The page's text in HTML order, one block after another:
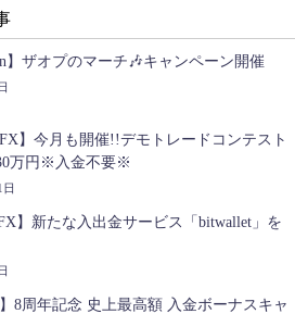
】ザオプのマーチ🎶キャンペーン開催
FX】今月も開催!!デモトレードコンテスト
万円※入金不要※
】新たな入出金サービス「bitwallet」を
】8周年記念 史上最高額 入金ボーナスキャ